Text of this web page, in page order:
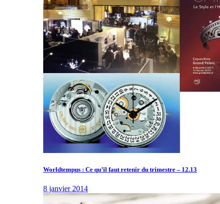
Worldtempus : Ce qu’il faut retenir du trimestre – 12.13
8 janvier 2014